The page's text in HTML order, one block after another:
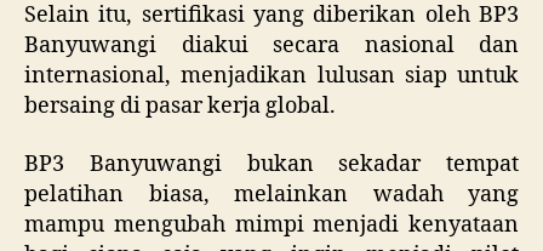
Selain itu, sertifikasi yang diberikan oleh BP3
Banyuwangi diakui secara nasional dan
internasional, menjadikan lulusan siap untuk
bersaing di pasar kerja global.
BP3 Banyuwangi bukan sekadar tempat
pelatihan biasa, melainkan wadah yang
mampu mengubah mimpi menjadi kenyataan